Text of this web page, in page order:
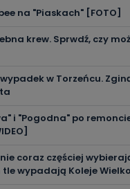
na "Piaskach" [FOTO]
krew. Sprwdź, czy
w Torzeńcu.
i "Pogodna" po
coraz częściej
wypadają Koleje